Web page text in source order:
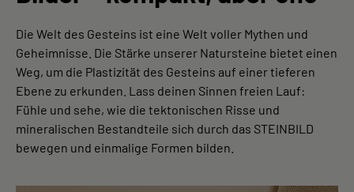
Die Welt des Gesteins ist eine Welt voller Mythen und
Geheimnisse. Die Stärke unserer Natursteine bietet einen
Weg, um die Plastizität des Gesteins auf einer tieferen
Ebene zu erkunden. Lass deinen Sinnen freien Lauf:
Fühle und sehe, wie die tektonischen Risse und
mineralischen Bestandteile sich durch das STEINBILD
bewegen und einmalige Formen bilden.